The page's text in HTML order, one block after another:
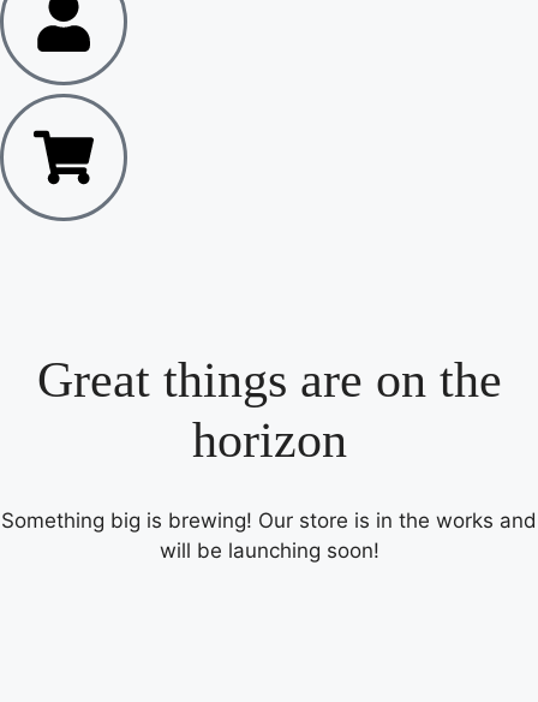
Great things are on the
horizon
Something big is brewing! Our store is in the works and
will be launching soon!